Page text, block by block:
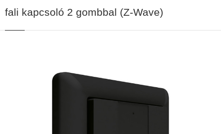
fali kapcsoló 2 gombbal (Z-Wave)